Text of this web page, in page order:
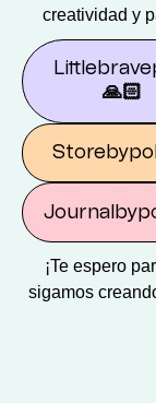
creatividad y
🙏🏻
¡Te espero
sigamos